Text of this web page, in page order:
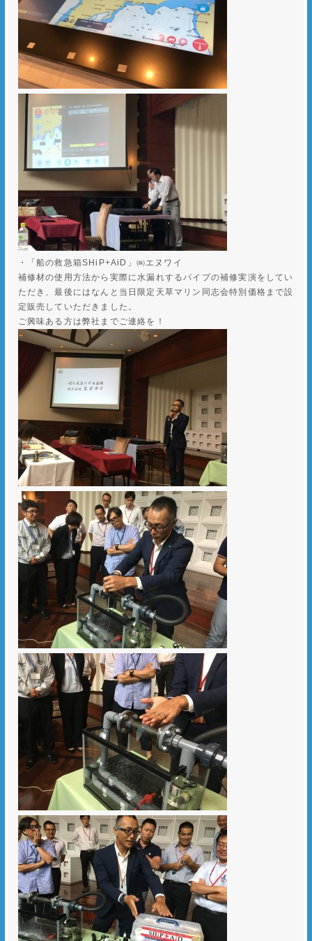
・「船の救急箱SHiP+AiD」㈱エヌワイ
補修材の使用方法から実際に水漏れするパイプの補修実演をしてい
ただき、最後にはなんと当日限定天草マリン同志会特別価格まで設
定販売していただきました。
ご興味ある方は弊社までご連絡を！